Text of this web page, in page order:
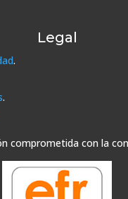
Legal
.
.
comprometida con la